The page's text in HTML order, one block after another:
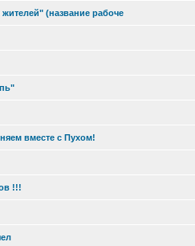
(название рабоче
вместе с Пухом!
!!!